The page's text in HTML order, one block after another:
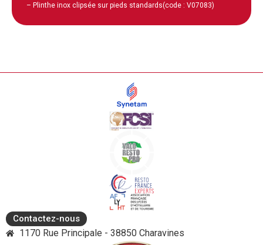
– Plinthe inox clipsée sur pieds standards(code : V07083)
Contactez-nous
1170 Rue Principale - 38850 Charavines